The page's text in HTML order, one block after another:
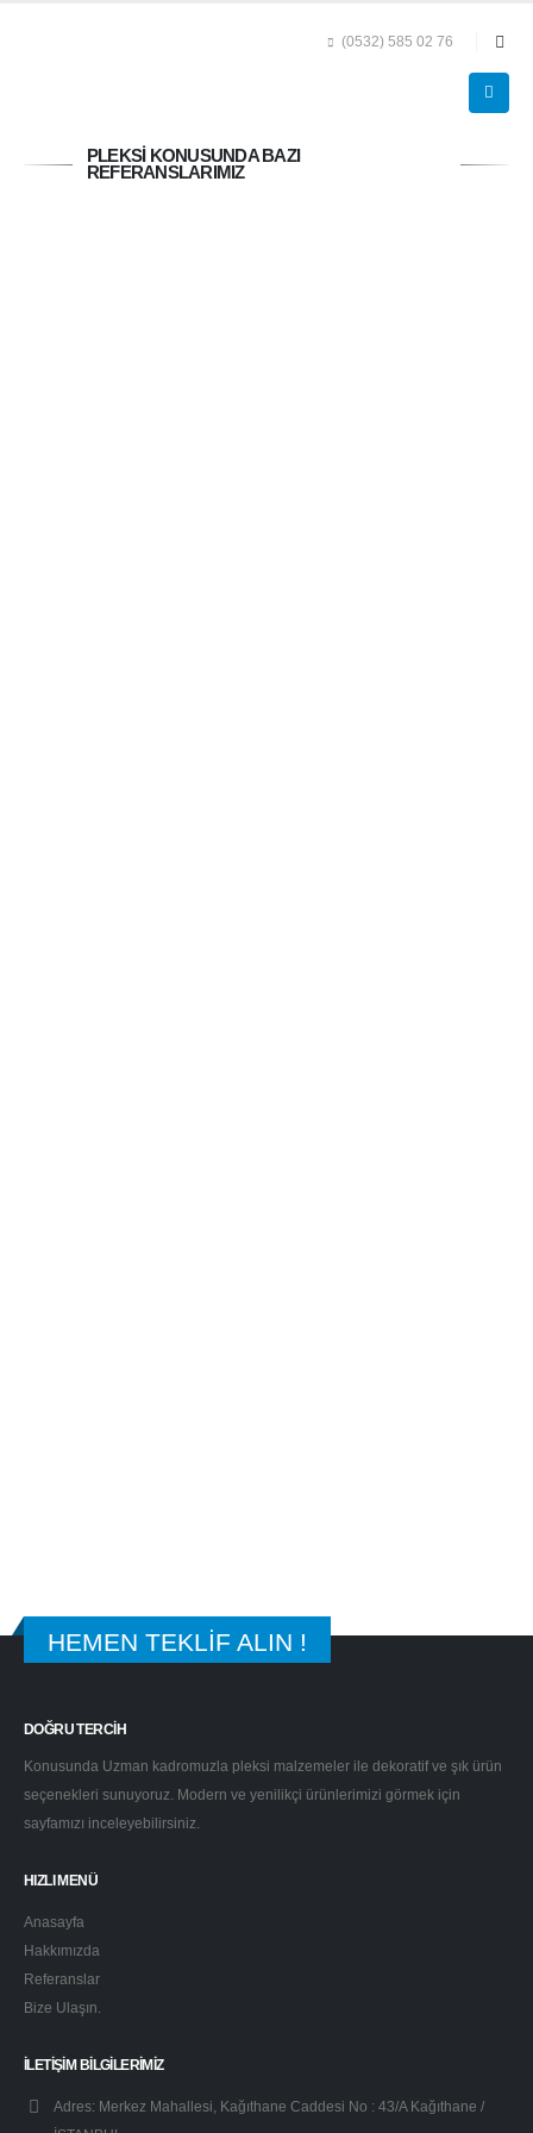
(0532) 585 02 76
PLEKSİ KONUSUNDA BAZI
REFERANSLARIMIZ
HEMEN TEKLİF ALIN !
DOĞRU TERCİH
Konusunda Uzman kadromuzla pleksi malzemeler ile dekoratif ve şık ürün
seçenekleri sunuyoruz. Modern ve yenilikçi ürünlerimizi görmek için
sayfamızı inceleyebilirsiniz.
HIZLI MENÜ
Anasayfa
Hakkımızda
Referanslar
Bize Ulaşın.
İLETIŞIM BILGILERIMIZ
Adres: Merkez Mahallesi, Kağıthane Caddesi No : 43/A Kağıthane /